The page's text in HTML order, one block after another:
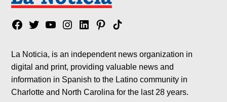
Facebook
TwitterYouTubeInstagram
LinkedinPinterest
Tik
La Noticia, is an independent news organization in
digital and print, providing valuable news and
information in Spanish to the Latino community in
Charlotte and North Carolina for the last 28 years.